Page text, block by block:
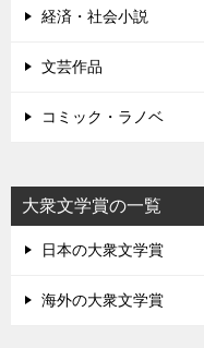
経済・社会小説
文芸作品
コミック・ラノベ
大衆文学賞の一覧
日本の大衆文学賞
海外の大衆文学賞